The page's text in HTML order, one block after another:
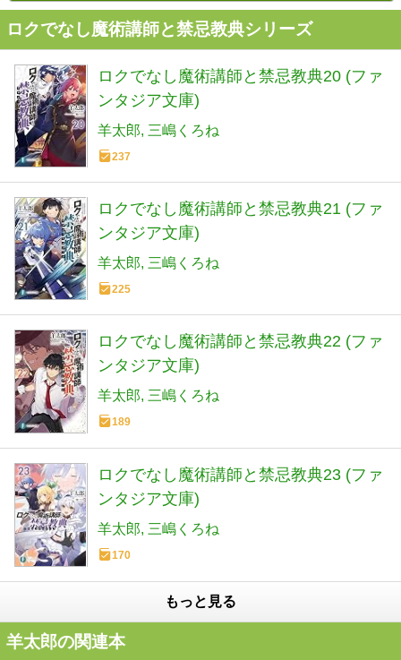
ロクでなし魔術講師と禁忌教典シリーズ
ロクでなし魔術講師と禁忌教典20 (ファ
ンタジア文庫)
羊太郎 三嶋くろね
237
ロクでなし魔術講師と禁忌教典21 (ファ
ンタジア文庫)
羊太郎 三嶋くろね
225
ロクでなし魔術講師と禁忌教典22 (ファ
ンタジア文庫)
羊太郎 三嶋くろね
189
ロクでなし魔術講師と禁忌教典23 (ファ
ンタジア文庫)
羊太郎 三嶋くろね
170
もっと見る
羊太郎の関連本